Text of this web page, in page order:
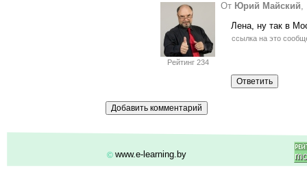
Рейтинг 234
От Юрий Майский,
Лена, ну так в
ссылка на это
© www.e-learning.by